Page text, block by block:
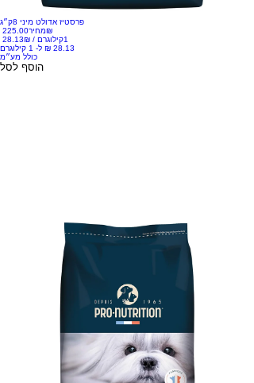
פרסטיז אדולט מיני 8ק״ג
מחיר‏225.00 ‏₪
‏28.13 ‏₪ /
1קילוגרם
כולל מע״מ
הוסף לסל